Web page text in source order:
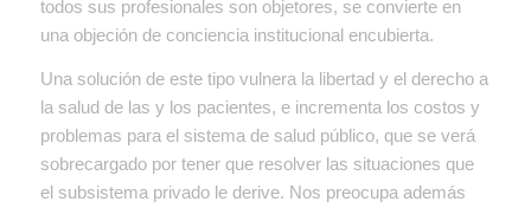
todos sus profesionales son objetores, se convierte en
una objeción de conciencia institucional encubierta.
Una solución de este tipo vulnera la libertad y el derecho a
la salud de las y los pacientes, e incrementa los costos y
problemas para el sistema de salud público, que se verá
sobrecargado por tener que resolver las situaciones que
el subsistema privado le derive. Nos preocupa además